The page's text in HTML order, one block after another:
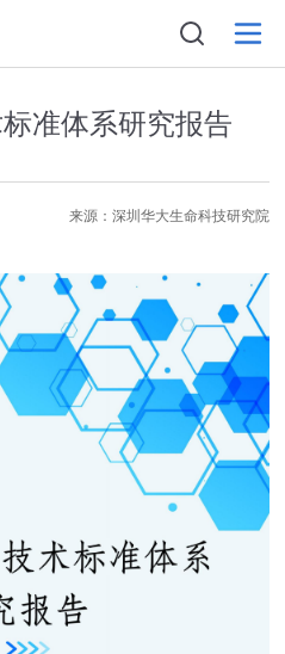
准体系研究报告
来源： 深圳华大生命科技研究院